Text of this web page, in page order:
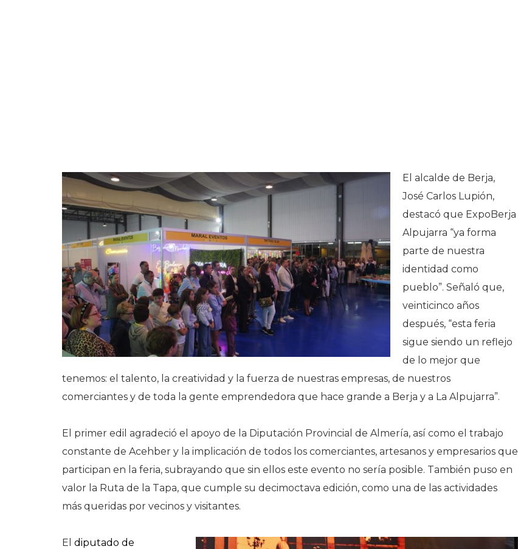
El alcalde de Berja,
José Carlos Lupión,
destacó que ExpoBerja
Alpujarra “ya forma
parte de nuestra
identidad como
pueblo”. Señaló que,
veinticinco años
después, “esta feria
sigue siendo un reflejo
de lo mejor que
tenemos: el talento, la creatividad y la fuerza de nuestras empresas, de nuestros
comerciantes y de toda la gente emprendedora que hace grande a Berja y a La Alpujarra”.
El primer edil agradeció el apoyo de la Diputación Provincial de Almería, así como el trabajo
constante de Acehber y la implicación de todos los comerciantes, artesanos y empresarios que
participan en la feria, subrayando que sin ellos este evento no sería posible. También puso en
valor la Ruta de la Tapa, que cumple su decimoctava edición, como una de las actividades
más queridas por vecinos y visitantes.
El diputado de